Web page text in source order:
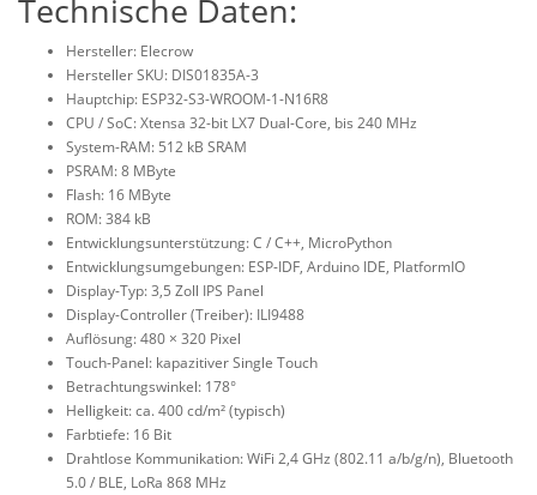
Technische Daten:
Hersteller: Elecrow
Hersteller SKU: DIS01835A-3
Hauptchip: ESP32-S3-WROOM-1-N16R8
CPU / SoC: Xtensa 32-bit LX7 Dual-Core, bis 240 MHz
System-RAM: 512 kB SRAM
PSRAM: 8 MByte
Flash: 16 MByte
ROM: 384 kB
Entwicklungsunterstützung: C / C++, MicroPython
Entwicklungsumgebungen: ESP-IDF, Arduino IDE, PlatformIO
Display-Typ: 3,5 Zoll IPS Panel
Display-Controller (Treiber): ILI9488
Auflösung: 480 × 320 Pixel
Touch-Panel: kapazitiver Single Touch
Betrachtungswinkel: 178°
Helligkeit: ca. 400 cd/m² (typisch)
Farbtiefe: 16 Bit
Drahtlose Kommunikation: WiFi 2,4 GHz (802.11 a/b/g/n), Bluetooth
5.0 / BLE, LoRa 868 MHz